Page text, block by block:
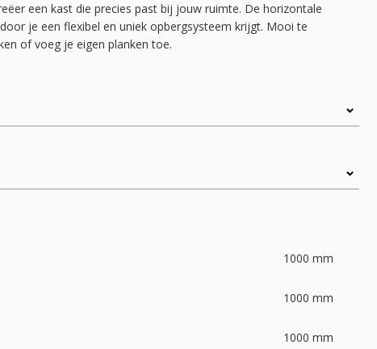
een kast die precies past bij jouw ruimte. De horizontale
je een flexibel en uniek opbergsysteem krijgt. Mooi te
of voeg je eigen planken toe.
1000 mm
1000 mm
1000 mm